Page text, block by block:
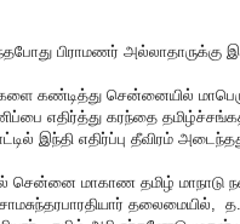
பிராமணர்
கண்டித்து சென்னையில்
எதிர்த்து கரந்தை
இந்தி எதிர்ப்பு தீவிரம்
சென்னை மாகாண தமிழ் மாநாடு
தலைமையில்,